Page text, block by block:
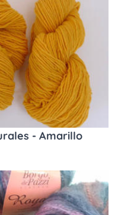
- Amarillo